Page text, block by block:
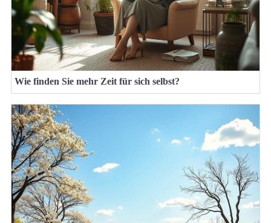
Wie finden Sie mehr Zeit für sich selbst?